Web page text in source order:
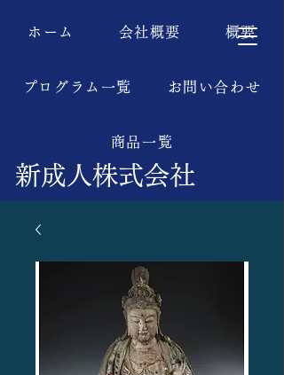
新成人株式会社
ホーム 会社概要 概要
プログラム一覧 お問い合わせ
商品一覧